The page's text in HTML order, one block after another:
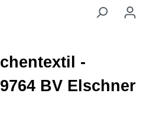
-
BV Elschner